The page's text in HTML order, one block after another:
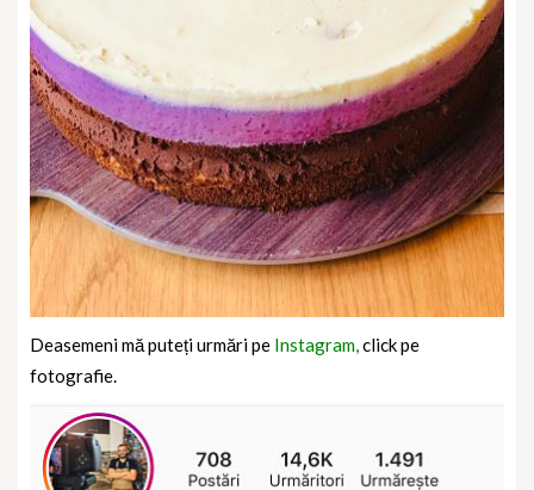
Deasemeni mă puteți urmări pe Instagram,click pe
fotografie.